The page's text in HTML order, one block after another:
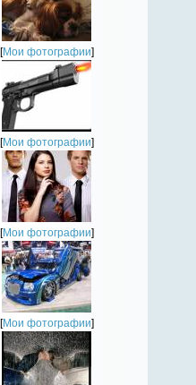
[Мои фотографии]
[Мои фотографии]
[Мои фотографии]
[Мои фотографии]